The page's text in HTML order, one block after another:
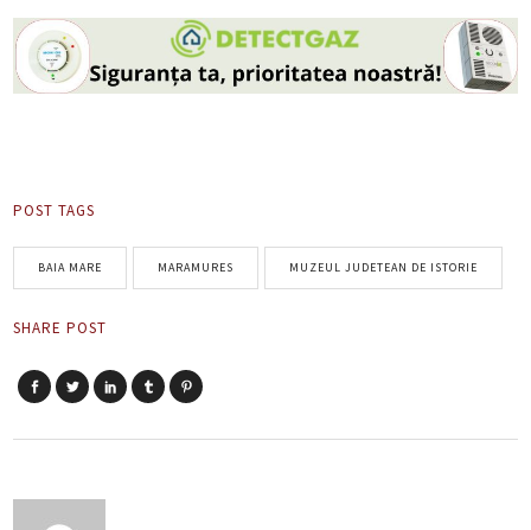
POST TAGS
BAIA MARE MARAMURES MUZEUL JUDETEAN DE ISTORIE
SHARE POST